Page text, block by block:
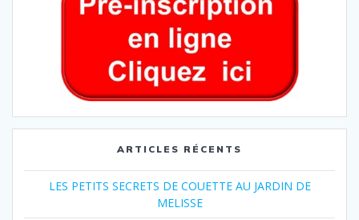
ARTICLES RÉCENTS
LES PETITS SECRETS DE COUETTE AU JARDIN DE
MELISSE